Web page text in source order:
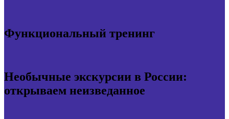
Функциональный тренинг
Необычные экскурсии в России:
открываем неизведанное